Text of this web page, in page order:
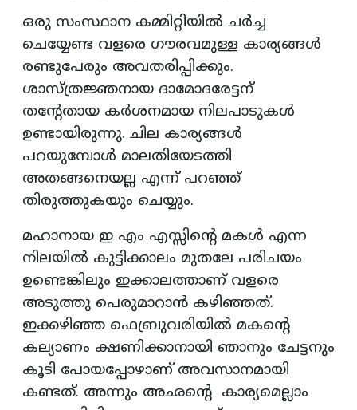
ഒരു സംസ്ഥാന കമ്മിറ്റിയിൽ ചർച്ച
ചെയ്യേണ്ട വളരെ ഗൗരവമുള്ള കാര്യങ്ങൾ
രണ്ടുപേരും അവതരിപ്പിക്കും.
ശാസ്ത്രജ്ഞനായ ദാമോദരേട്ടന്
തന്റേതായ കർശനമായ നിലപാടുകൾ
ഉണ്ടായിരുന്നു. ചില കാര്യങ്ങൾ
പറയുമ്പോൾ മാലതിയേടത്തി
അതങ്ങനെയല്ല എന്ന് പറഞ്ഞ്
തിരുത്തുകയും ചെയ്യും.
മഹാനായ ഇ എം എസ്സിന്റെ മകൾ എന്ന
നിലയിൽ കുട്ടിക്കാലം മുതലേ പരിചയം
ഉണ്ടെങ്കിലും ഇക്കാലത്താണ് വളരെ
അടുത്തു പെരുമാറാൻ കഴിഞ്ഞത്.
ഇക്കഴിഞ്ഞ ഫെബ്രുവരിയിൽ മകന്റെ
കല്യാണം ക്ഷണിക്കാനായി ഞാനും ചേട്ടനും
കൂടി പോയപ്പോഴാണ് അവസാനമായി
കണ്ടത്. അന്നും അഛന്റെ കാര്യമെല്ലാം